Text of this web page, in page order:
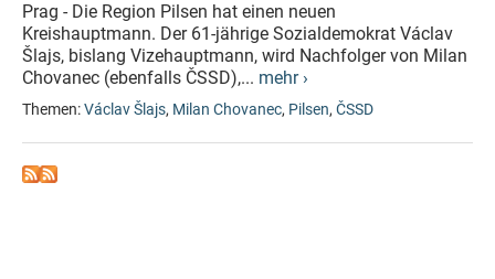
Prag - Die Region Pilsen hat einen neuen
Kreishauptmann. Der 61-jährige Sozialdemokrat Václav
Šlajs, bislang Vizehauptmann, wird Nachfolger von Milan
Chovanec (ebenfalls ČSSD),... mehr ›
Themen:Václav Šlajs, Milan Chovanec, Pilsen, ČSSD